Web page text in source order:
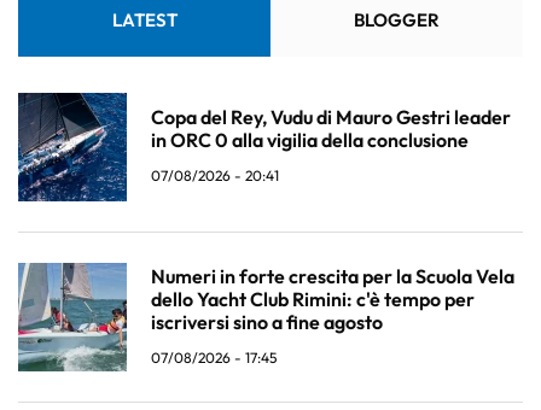
LATEST BLOGGER
Copa del Rey, Vudu di Mauro Gestri leader
in ORC 0 alla vigilia della conclusione
07/08/2026 - 20:41
Numeri in forte crescita per la Scuola Vela
dello Yacht Club Rimini: c'è tempo per
iscriversi sino a fine agosto
07/08/2026 - 17:45